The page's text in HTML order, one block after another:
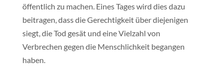
öffentlich zu machen. Eines Tages wird dies dazu
beitragen, dass die Gerechtigkeit über diejenigen
siegt, die Tod gesät und eine Vielzahl von
Verbrechen gegen die Menschlichkeit begangen
haben.